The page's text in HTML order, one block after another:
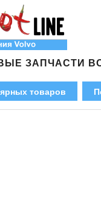
ЗАПЧАСТИ
товаров